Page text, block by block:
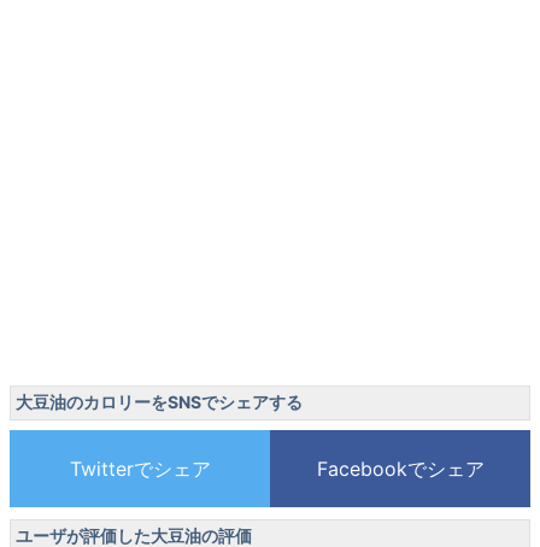
大豆油のカロリーをSNSでシェアする
ユーザが評価した大豆油の評価